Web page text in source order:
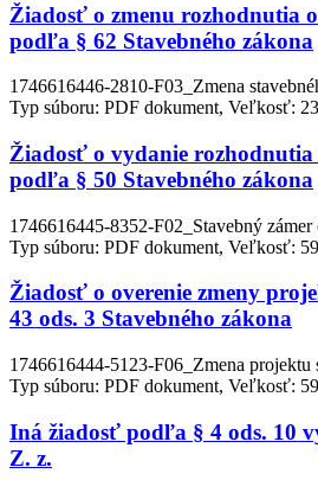
Žiadosť o zmenu rozhodnutia
podľa § 62 Stavebného zákona
1746616446-2810-F03_Zmena
Typ súboru: PDF dokument, Veľkosť:
Žiadosť o vydanie rozhodnutia
podľa § 50 Stavebného zákona
1746616445-8352-F02_Stavebný
Typ súboru: PDF dokument, Veľkosť:
Žiadosť o overenie zmeny
43 ods. 3 Stavebného zákona
1746616444-5123-F06_Zmena projektu
Typ súboru: PDF dokument, Veľkosť:
Iná žiadosť podľa § 4 ods. 10
Z. z.